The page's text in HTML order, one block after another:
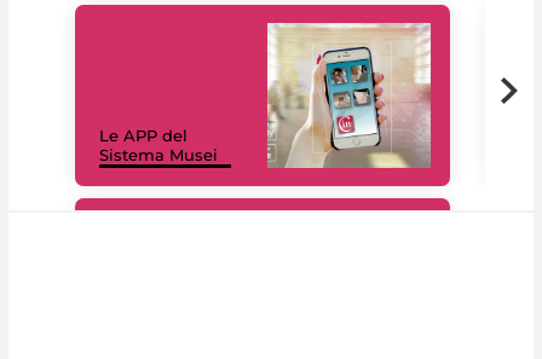
Le APP del
Sistema Musei